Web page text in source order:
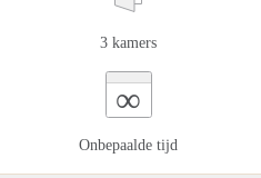
3 kamers
∞
Onbepaalde tijd